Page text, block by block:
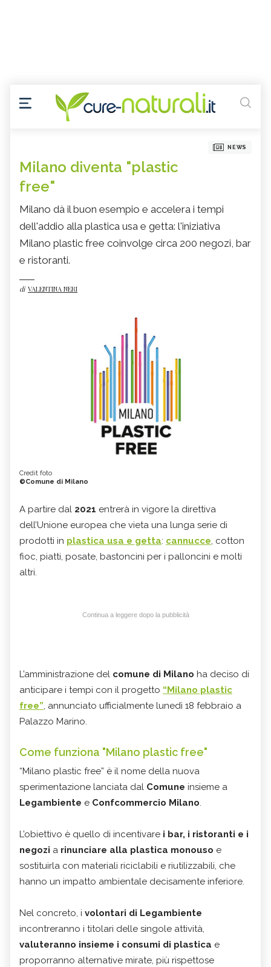
NEWS
Milano diventa "plastic
free"
Milano dà il buon esempio e accelera i tempi
dell'addio alla plastica usa e getta: l'iniziativa
Milano plastic free coinvolge circa 200 negozi, bar
e ristoranti.
di VALENTINA NERI
Credit foto
©Comune di Milano
A partire dal 2021 entrerà in vigore la direttiva
dell’Unione europea che vieta una lunga serie di
prodotti in plastica usa e getta: cannucce, cotton
fioc, piatti, posate, bastoncini per i palloncini e molti
altri.
Continua a leggere dopo la pubblicità
L’amministrazione del comune di Milano ha deciso di
anticipare i tempi con il progetto “Milano plastic
free”, annunciato ufficialmente lunedì 18 febbraio a
Palazzo Marino.
Come funziona "Milano plastic free"
“Milano plastic free” è il nome della nuova
sperimentazione lanciata dal Comune insieme a
Legambiente e Confcommercio Milano.
L’obiettivo è quello di incentivare i bar, i ristoranti e i
negozi a rinunciare alla plastica monouso e
sostituirla con materiali riciclabili e riutilizzabili, che
hanno un impatto ambientale decisamente inferiore.
Nel concreto, i volontari di Legambiente
incontreranno i titolari delle singole attività,
valuteranno insieme i consumi di plastica e
proporranno alternative mirate, più rispettose